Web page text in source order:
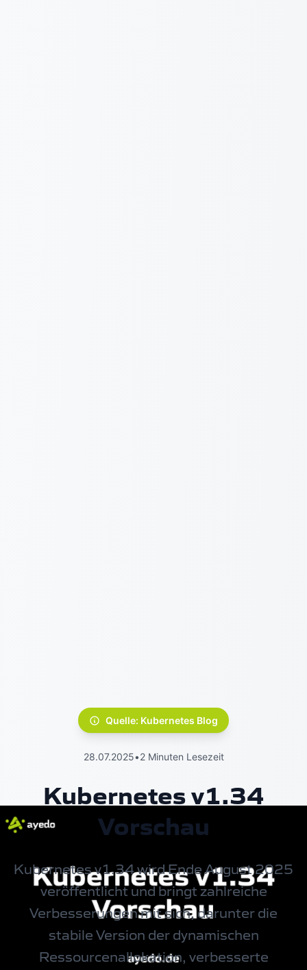
Quelle: Kubernetes Blog
28.07.2025•2 Minuten Lesezeit
Kubernetes v1.34
Vorschau
Kubernetes v1.34 wird Ende August 2025
veröffentlicht und bringt zahlreiche
Verbesserungen mit sich, darunter die
stabile Version der dynamischen
Ressourcenallokation, verbesserte